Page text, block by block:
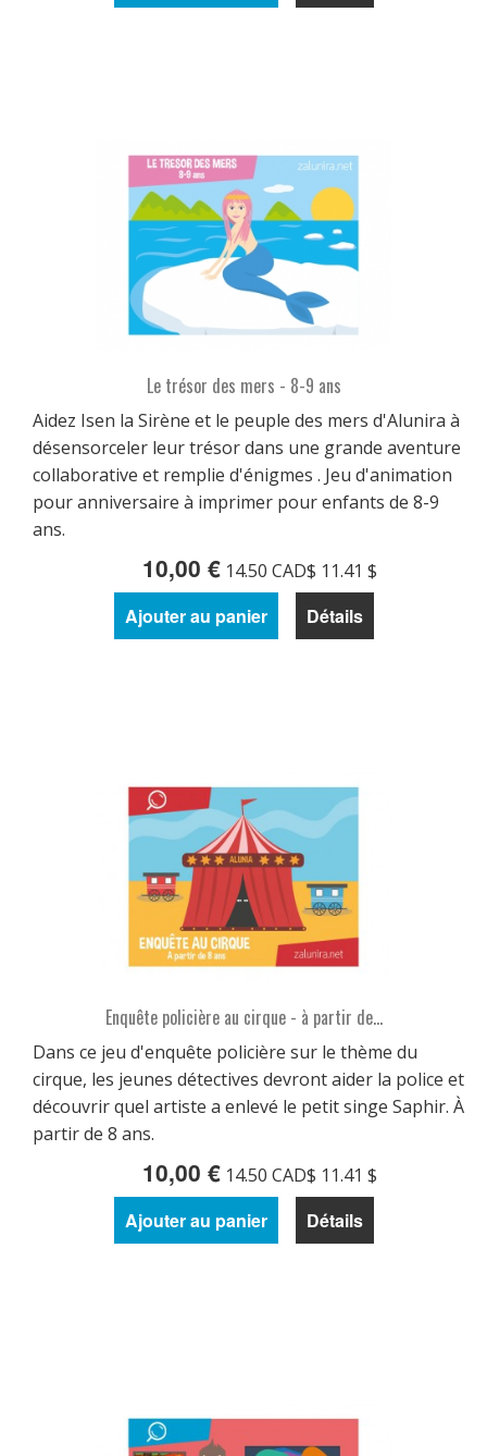
Le trésor des mers - 8-9 ans
Aidez Isen la Sirène et le peuple des mers d'Alunira à
désensorceler leur trésor dans une grande aventure
collaborative et remplie d'énigmes . Jeu d'animation
pour anniversaire à imprimer pour enfants de 8-9
ans.
10,00 € 14.50 CAD$ 11.41 $
Ajouter au panier Détails
Enquête policière au cirque - à partir de...
Dans ce jeu d'enquête policière sur le thème du
cirque, les jeunes détectives devront aider la police et
découvrir quel artiste a enlevé le petit singe Saphir. À
partir de 8 ans.
10,00 € 14.50 CAD$ 11.41 $
Ajouter au panier Détails